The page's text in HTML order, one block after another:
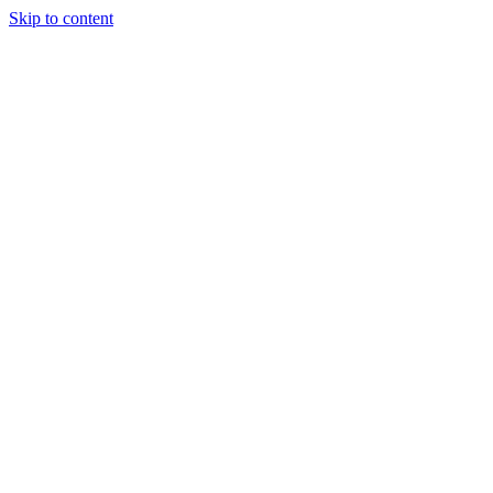
Skip to content